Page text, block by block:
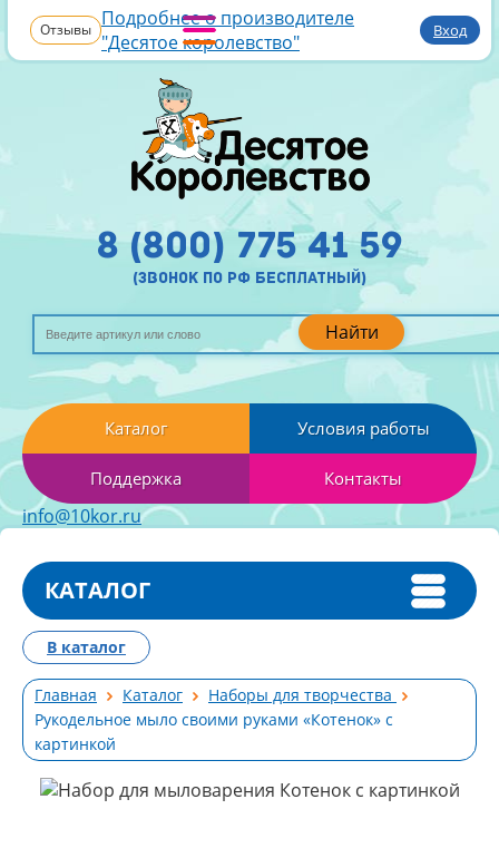
Отзывы Подробнее о производителе
"Десятое королевство"
Вход
Найти
8 (800) 775 41 59
(звонок по рф бесплатный)
Каталог Условия работы
Поддержка Контакты
info@10kor.ru
КАТАЛОГ
Главная Каталог
Наборы для творчества
Рукодельное мыло своими руками «Котенок» с
картинкой
В каталог